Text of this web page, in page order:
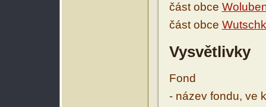
část obce
část obce
Vysvětlivky
Fond
- název fondu, ve